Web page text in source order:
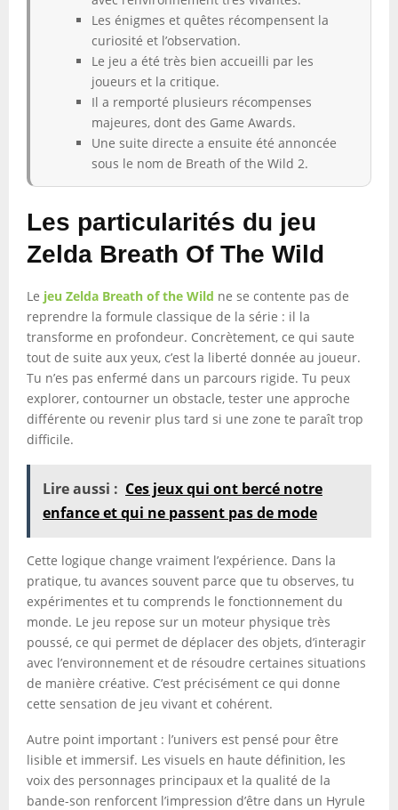
Les énigmes et quêtes récompensent la
curiosité et l’observation.
Le jeu a été très bien accueilli par les
joueurs et la critique.
Il a remporté plusieurs récompenses
majeures, dont des Game Awards.
Une suite directe a ensuite été annoncée
sous le nom de Breath of the Wild 2.
Les particularités du jeu
Zelda Breath Of The Wild
Le jeu Zelda Breath of the Wild ne se contente pas de
reprendre la formule classique de la série : il la
transforme en profondeur. Concrètement, ce qui saute
tout de suite aux yeux, c’est la liberté donnée au joueur.
Tu n’es pas enfermé dans un parcours rigide. Tu peux
explorer, contourner un obstacle, tester une approche
différente ou revenir plus tard si une zone te paraît trop
difficile.
Lire aussi : Ces jeux qui ont bercé notre
enfance et qui ne passent pas de mode
Cette logique change vraiment l’expérience. Dans la
pratique, tu avances souvent parce que tu observes, tu
expérimentes et tu comprends le fonctionnement du
monde. Le jeu repose sur un moteur physique très
poussé, ce qui permet de déplacer des objets, d’interagir
avec l’environnement et de résoudre certaines situations
de manière créative. C’est précisément ce qui donne
cette sensation de jeu vivant et cohérent.
Autre point important : l’univers est pensé pour être
lisible et immersif. Les visuels en haute définition, les
voix des personnages principaux et la qualité de la
bande-son renforcent l’impression d’être dans un Hyrule